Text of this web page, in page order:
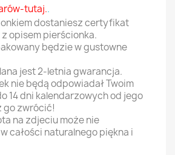
tutaj..
dostaniesz certyfikat
opisem pierścionka.
będzie w gustowne
jest 2-letnia gwarancja.
nie będą odpowiadał Twoim
14 dni kalendarzowych od jego
go zwrócić!
na zdjeciu może nie
całości naturalnego piękna i